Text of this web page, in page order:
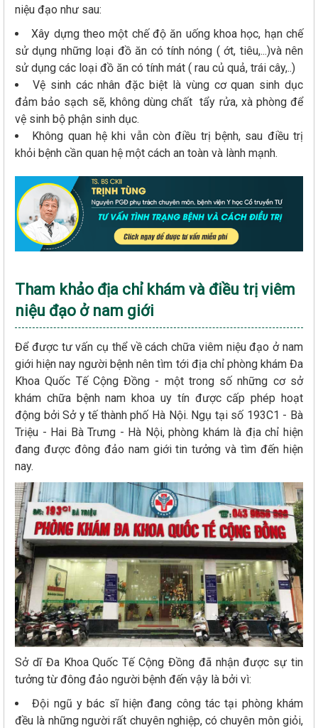
niệu đạo như sau:
Xây dựng theo một chế độ ăn uống khoa học, hạn chế
sử dụng những loại đồ ăn có tính nóng ( ớt, tiêu,...)và nên
sử dụng các loại đồ ăn có tính mát ( rau củ quả, trái cây,..)
Vệ sinh các nhân đặc biệt là vùng cơ quan sinh dục
đảm bảo sạch sẽ, không dùng chất tẩy rửa, xà phòng để
vệ sinh bộ phận sinh dục.
Không quan hệ khi vẫn còn điều trị bệnh, sau điều trị
khỏi bệnh cần quan hệ một cách an toàn và lành mạnh.
Tham khảo địa chỉ khám và điều trị viêm
niệu đạo ở nam giới
Để được tư vấn cụ thể về cách chữa viêm niệu đạo ở nam
giới hiện nay người bệnh nên tìm tới địa chỉ phòng khám Đa
Khoa Quốc Tế Cộng Đồng - một trong số những cơ sở
khám chữa bệnh nam khoa uy tín được cấp phép hoạt
động bởi Sở y tế thành phố Hà Nội. Ngụ tại số 193C1 - Bà
Triệu - Hai Bà Trưng - Hà Nội, phòng khám là địa chỉ hiện
đang được đông đảo nam giới tin tưởng và tìm đến hiện
nay.
Sở dĩ Đa Khoa Quốc Tế Cộng Đồng đã nhận được sự tin
tưởng từ đông đảo người bệnh đến vậy là bởi vì:
Đội ngũ y bác sĩ hiện đang công tác tại phòng khám
đều là những người rất chuyên nghiệp, có chuyên môn giỏi,